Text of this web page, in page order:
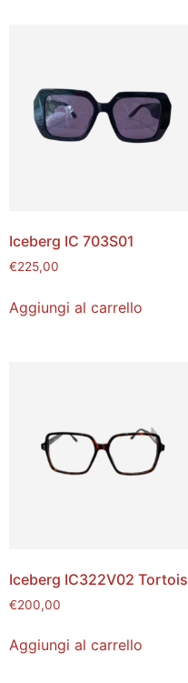
Iceberg IC 703S01
€225,00
Aggiungi al carrello
Iceberg IC322V02 Tortois
€200,00
Aggiungi al carrello